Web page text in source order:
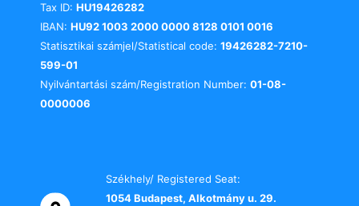
Tax ID: HU19426282
IBAN: HU92 1003 2000 0000 8128 0101 0016
Statisztikai számjel/Statistical code: 19426282-7210-
599-01
Nyilvántartási szám/Registration Number: 01-08-
0000006
Székhely/ Registered Seat:
1054 Budapest, Alkotmány u. 29.